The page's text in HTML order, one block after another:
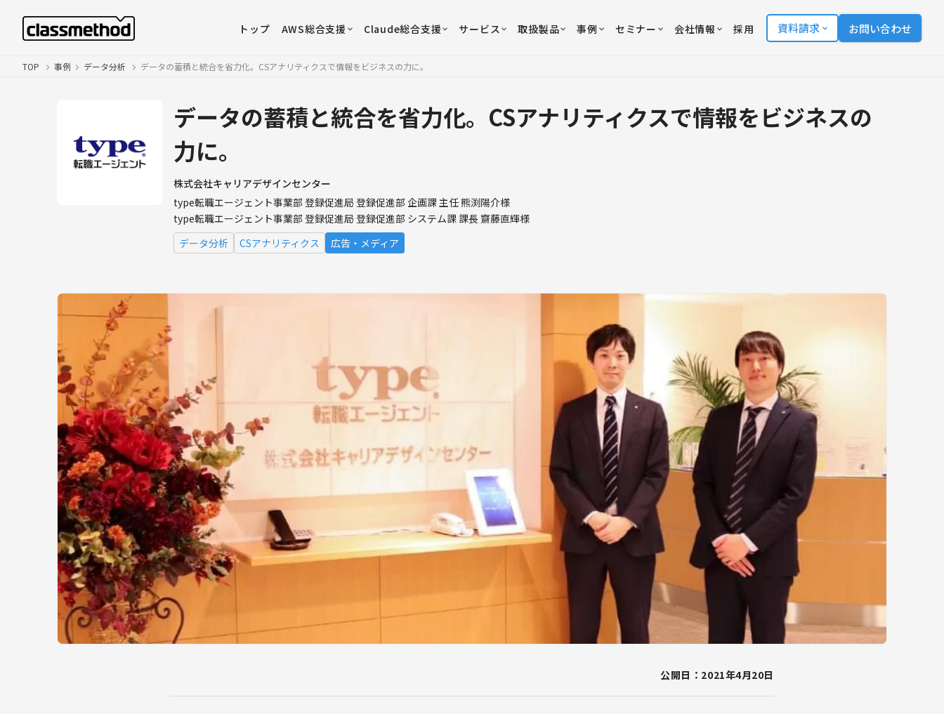
トップ AWS総合支援 Claude総合支援 サービス 取扱製品 事例 セミナー 会社情報 採用 資料請求 お問い合わせ
TOP 事例 データ分析 データの蓄積と統合を省力化。CSアナリティクスで情報をビジネスの力に。
データの蓄積と統合を省力化。CSアナリティクスで情報をビジネスの
力に。
株式会社キャリアデザインセンター
type転職エージェント事業部 登録促進局 登録促進部 企画課 主任 熊渕陽介様
type転職エージェント事業部 登録促進局 登録促進部 システム課 課長 齋藤直輝様
データ分析
CSアナリティクス 広告・メディア
公開日：2021年4月20日